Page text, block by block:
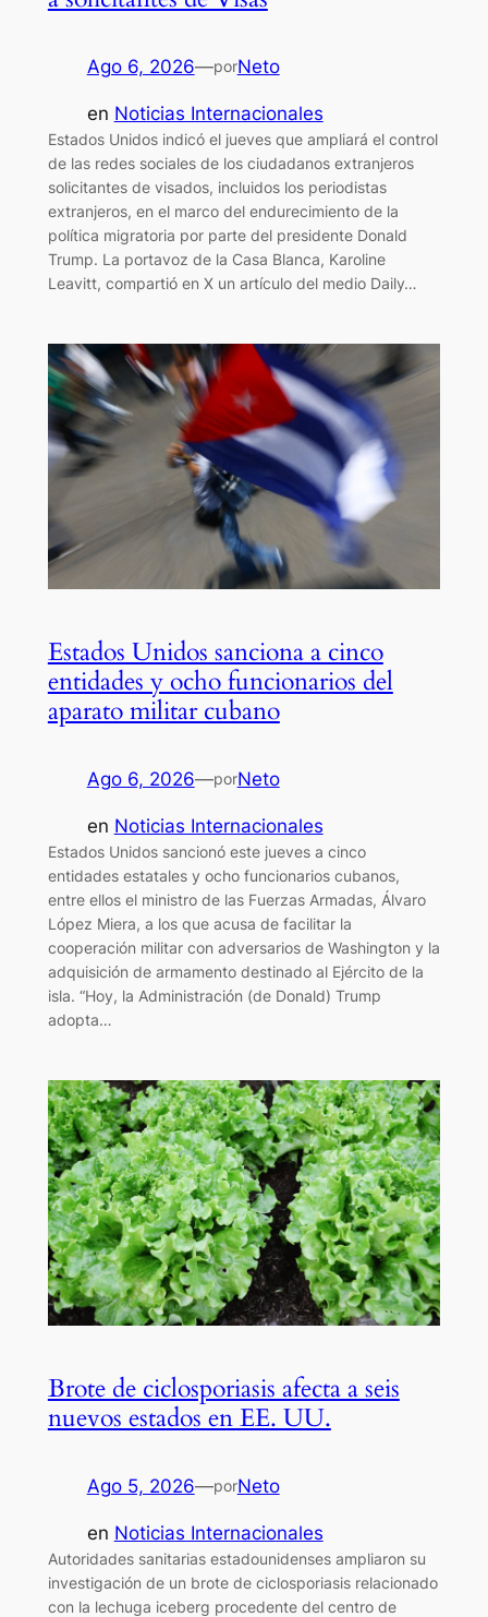
Ago 6, 2026—porNeto
en Noticias Internacionales
Estados Unidos indicó el jueves que ampliará el control
de las redes sociales de los ciudadanos extranjeros
solicitantes de visados, incluidos los periodistas
extranjeros, en el marco del endurecimiento de la
política migratoria por parte del presidente Donald
Trump. La portavoz de la Casa Blanca, Karoline
Leavitt, compartió en X un artículo del medio Daily…
Estados Unidos sanciona a cinco
entidades y ocho funcionarios del
aparato militar cubano
Ago 6, 2026—porNeto
en Noticias Internacionales
Estados Unidos sancionó este jueves a cinco
entidades estatales y ocho funcionarios cubanos,
entre ellos el ministro de las Fuerzas Armadas, Álvaro
López Miera, a los que acusa de facilitar la
cooperación militar con adversarios de Washington y la
adquisición de armamento destinado al Ejército de la
isla. “Hoy, la Administración (de Donald) Trump
adopta…
Brote de ciclosporiasis afecta a seis
nuevos estados en EE. UU.
Ago 5, 2026—porNeto
en Noticias Internacionales
Autoridades sanitarias estadounidenses ampliaron su
investigación de un brote de ciclosporiasis relacionado
con la lechuga iceberg procedente del ‌centro de